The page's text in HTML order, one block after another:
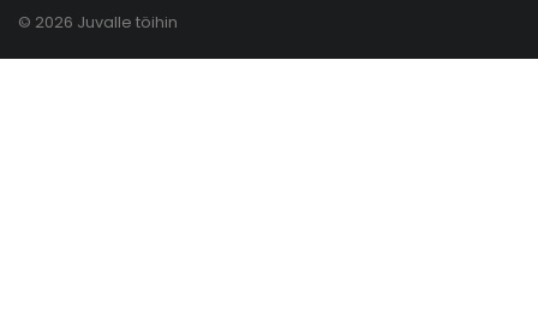
© 2026 Juvalle töihin